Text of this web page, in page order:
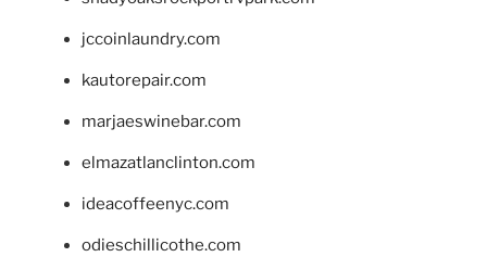
jccoinlaundry.com
kautorepair.com
marjaeswinebar.com
elmazatlanclinton.com
ideacoffeenyc.com
odieschillicothe.com